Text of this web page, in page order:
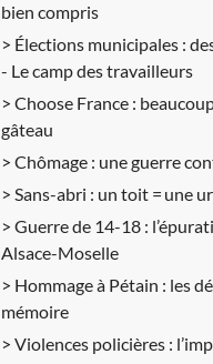
bien compris
Élections municipales :
- Le camp des travailleurs
Choose France :
gâteau
Chômage : une guerre
Sans-abri : un toit = une
Guerre de 14-18 :
Alsace-Moselle
Hommage à Pétain : les
mémoire
Violences policières :